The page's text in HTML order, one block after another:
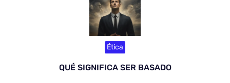
Ética
QUÉ SIGNIFICA SER BASADO